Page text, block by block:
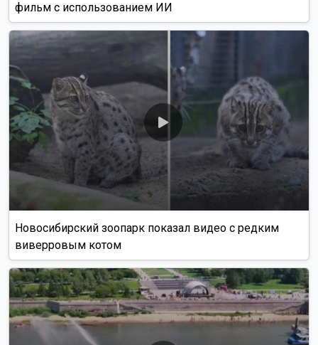
фильм с использованием ИИ
Новосибирский зоопарк показал видео с редким
виверровым котом